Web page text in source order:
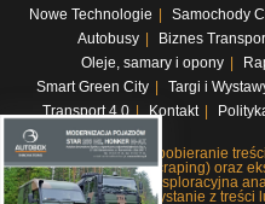
Nowe Technologie Samochody
Autobusy
Biznes
Oleje, samary i opony
Smart Green City
Targi i
Transport 4.0
Kontakt
Systematyczne pobieranie
internetowej (web scraping) oraz
pobieranie i eksploracyjna
internetowych, korzystanie z treści